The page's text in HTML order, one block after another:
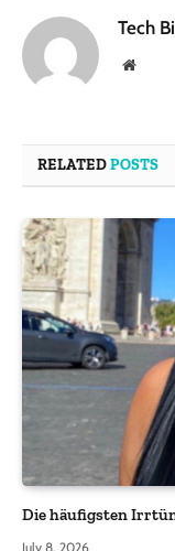
Tech
Website
RELATEDPOSTS
Die häufigsten
July 8, 2026